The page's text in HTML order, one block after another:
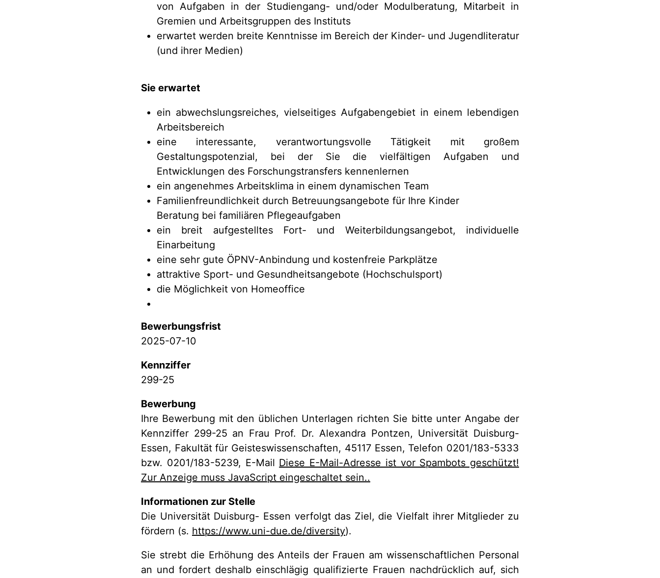
von Aufgaben in der Studiengang- und/oder Modulberatung, Mitarbeit in
Gremien und Arbeitsgruppen des Instituts
erwartet werden breite Kenntnisse im Bereich der Kinder‐ und Jugendliteratur
(und ihrer Medien)
Sie erwartet
ein abwechslungsreiches, vielseitiges Aufgabengebiet in einem lebendigen
Arbeitsbereich
eine interessante, verantwortungsvolle Tätigkeit mit großem
Gestaltungspotenzial, bei der Sie die vielfältigen Aufgaben und
Entwicklungen des Forschungstransfers kennenlernen
ein angenehmes Arbeitsklima in einem dynamischen Team
Familienfreundlichkeit durch Betreuungsangebote für Ihre Kinder
Beratung bei familiären Pflegeaufgaben
ein breit aufgestelltes Fort- und Weiterbildungsangebot, individuelle
Einarbeitung
eine sehr gute ÖPNV-Anbindung und kostenfreie Parkplätze
attraktive Sport- und Gesundheitsangebote (Hochschulsport)
die Möglichkeit von Homeoffice
Bewerbungsfrist
2025-07-10
Kennziffer
299-25
Bewerbung
Ihre Bewerbung mit den üblichen Unterlagen richten Sie bitte unter Angabe der
Kennziffer 299-25 an Frau Prof. Dr. Alexandra Pontzen, Universität Duisburg-
Essen, Fakultät für Geisteswissenschaften, 45117 Essen, Telefon 0201/183-5333
bzw. 0201/183-5239, E-Mail Diese E-Mail-Adresse ist vor Spambots geschützt!
Zur Anzeige muss JavaScript eingeschaltet sein..
Informationen zur Stelle
Die Universität Duisburg- Essen verfolgt das Ziel, die Vielfalt ihrer Mitglieder zu
fördern (s. https://www.uni-due.de/diversity).
Sie strebt die Erhöhung des Anteils der Frauen am wissenschaftlichen Personal
an und fordert deshalb einschlägig qualifizierte Frauen nachdrücklich auf, sich